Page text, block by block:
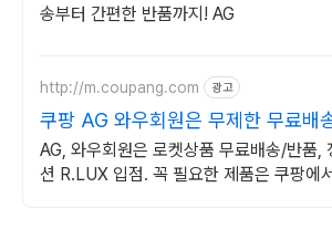
송부터 간편한 반품까지! AG
http://m.coupang.com 광고
쿠팡 AG 와우회원은 무제한 무료배
AG, 와우회원은 로켓상품 무료배송/반품,
션 R.LUX 입점. 꼭 필요한 제품은 쿠팡에